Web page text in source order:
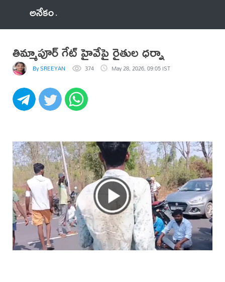
అనేకం
తిమ్మాపూర్ గేట్ హైవేపై రైతుల ధర్నా
By SREEYAN 374 May 28, 2026, 09:05 IST